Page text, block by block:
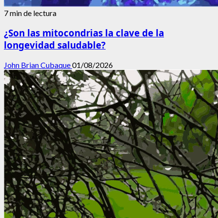
7 min de lectura
¿Son las mitocondrias la clave de la
longevidad saludable?
John Brian Cubaque01/08/2026